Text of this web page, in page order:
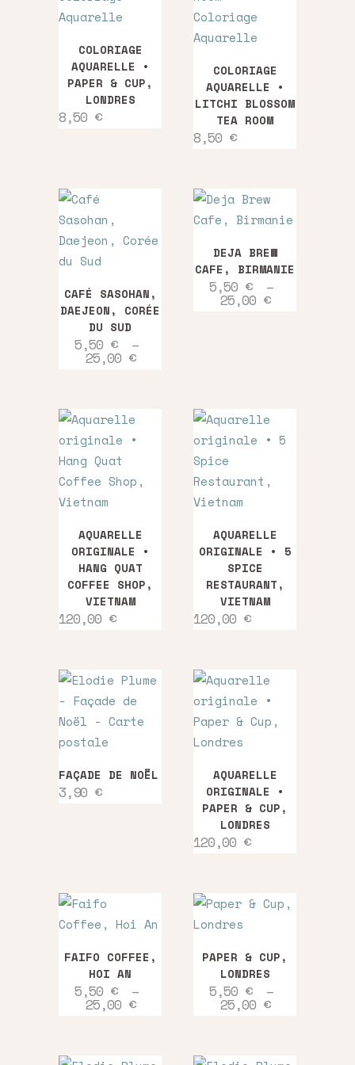
au
ancien
COLORIAGE
AQUARELLE •
PAPER & CUP,
LONDRES
8,50 €
COLORIAGE
AQUARELLE •
LITCHI BLOSSOM
TEA ROOM
8,50 €
produit
plusieurs
variations.
peuvent
être
choisies
sur
la
page
produit
CAFÉ SASOHAN,
DAEJEON, CORÉE
DU SUD
5,50 € –
25,00 €Plage
25,00 €
produit
plusieurs
choisies
sur
la
page
du
produit
DEJA BREW
CAFE, BIRMANIE
5,50 € –
25,00 €Plage
AQUARELLE
ORIGINALE •
HANG QUAT
COFFEE SHOP,
VIETNAM
120,00 €
AQUARELLE
ORIGINALE • 5
SPICE
RESTAURANT,
VIETNAM
120,00 €
FAÇADE DE NOËL
3,90 €
AQUARELLE
ORIGINALE •
PAPER & CUP,
LONDRES
120,00 €
produit
plusieurs
FAIFO COFFEE,
HOI AN
5,50 € –
25,00 €Plage
produit
plusieurs
PAPER & CUP,
LONDRES
5,50 € –
25,00 €Plage